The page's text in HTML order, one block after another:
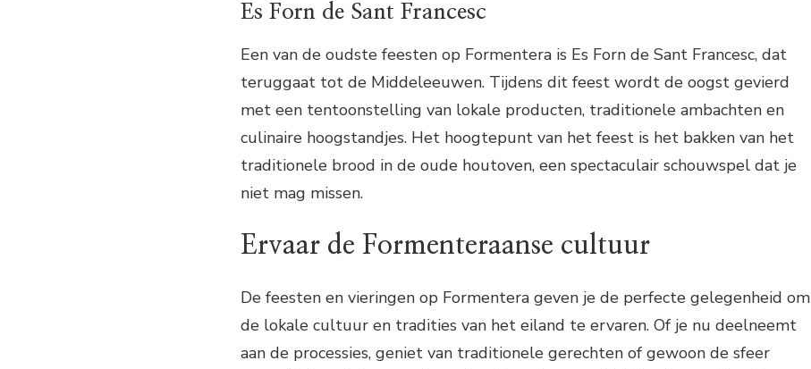
Es Forn de Sant Francesc
Een van de oudste feesten op Formentera is Es Forn de Sant Francesc, dat
teruggaat tot de Middeleeuwen. Tijdens dit feest wordt de oogst gevierd
met een tentoonstelling van lokale producten, traditionele ambachten en
culinaire hoogstandjes. Het hoogtepunt van het feest is het bakken van het
traditionele brood in de oude houtoven, een spectaculair schouwspel dat je
niet mag missen.
Ervaar de Formenteraanse cultuur
De feesten en vieringen op Formentera geven je de perfecte gelegenheid om
de lokale cultuur en tradities van het eiland te ervaren. Of je nu deelneemt
aan de processies, geniet van traditionele gerechten of gewoon de sfeer